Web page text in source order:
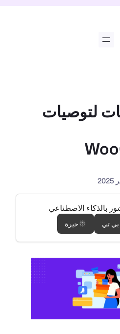
لتوصيات
بالذكاء الاصطناعي
تي حيرة